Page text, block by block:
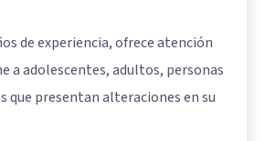
de experiencia, ofrece atención
a adolescentes, adultos, personas
que presentan alteraciones en su